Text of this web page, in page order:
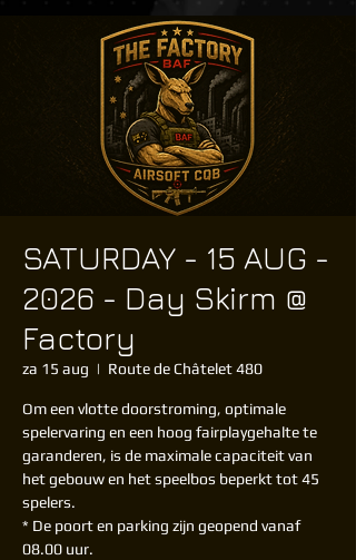
SATURDAY - 15 AUG -
2026 - Day Skirm @
Factory
za 15 aug
  |
Route de Châtelet 480
Om een vlotte doorstroming, optimale
spelervaring en een hoog fairplaygehalte te
garanderen, is de maximale capaciteit van
het gebouw en het speelbos beperkt tot 45
spelers.
* De poort en parking zijn geopend vanaf
08.00 uur.